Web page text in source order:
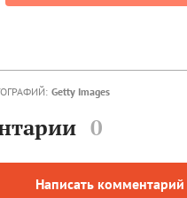
Getty Images
0
Написать комментарий